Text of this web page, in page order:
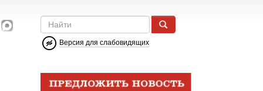
Версия для слабовидящих